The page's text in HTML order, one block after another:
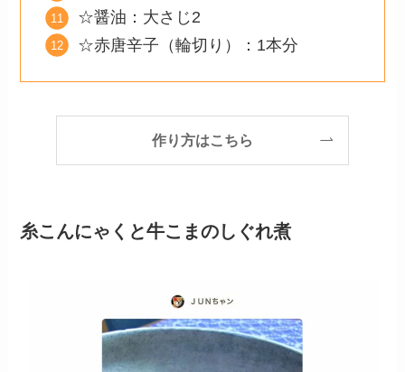
☆醤油：大さじ2
☆赤唐辛子（輪切り）：1本分
作り方はこちら
糸こんにゃくと牛こまのしぐれ煮